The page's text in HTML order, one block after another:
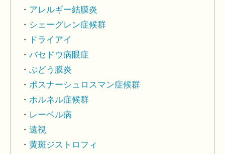
アレルギー結膜炎
シェーグレン症候群
ドライアイ
バセドウ病眼症
ぶどう膜炎
ポスナーシュロスマン症候群
ホルネル症候群
レーベル病
遠視
黄斑ジストロフィ